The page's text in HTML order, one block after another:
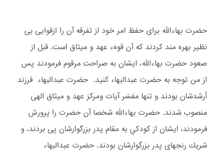
حضرت بهاءالله برای حفظ امر خود از تفرقه آن را ازقوایی بی
نظیر بهره مند کردند که آن قوهء عهد و ميثاق است. قبل از
صعود حضرت بهاءالله، ایشان به صراحت مرقوم فرمودند پس
از من توجه به حضرت عبدالبهاء كنيد. حضرت عبدالبهاء فرزند
أرشدشان بودند و تنها مفسّر آيات ومركز عهد و ميثاق الهى
منصوب شدند. حضرت بهاءالله شخصا آن حضرت را پرورش
فرمودند، ايشان از كودكي به مقام پدر بزرگوارشان پى بردند، و
شريك رنجهاى پدر بزرگوارشان بودند. حضرت عبدالبهاء